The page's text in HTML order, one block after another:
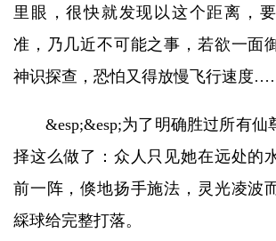
里眼，很快就发现以这个距离，
准，乃几近不可能之事，若欲一面
神识探查，恐怕又得放慢飞行速度
&esp;&esp;为了明确胜过所有仙
择这么做了：众人只见她在远处的
前一阵，倏地扬手施法，灵光凌波
綵球给完整打落。